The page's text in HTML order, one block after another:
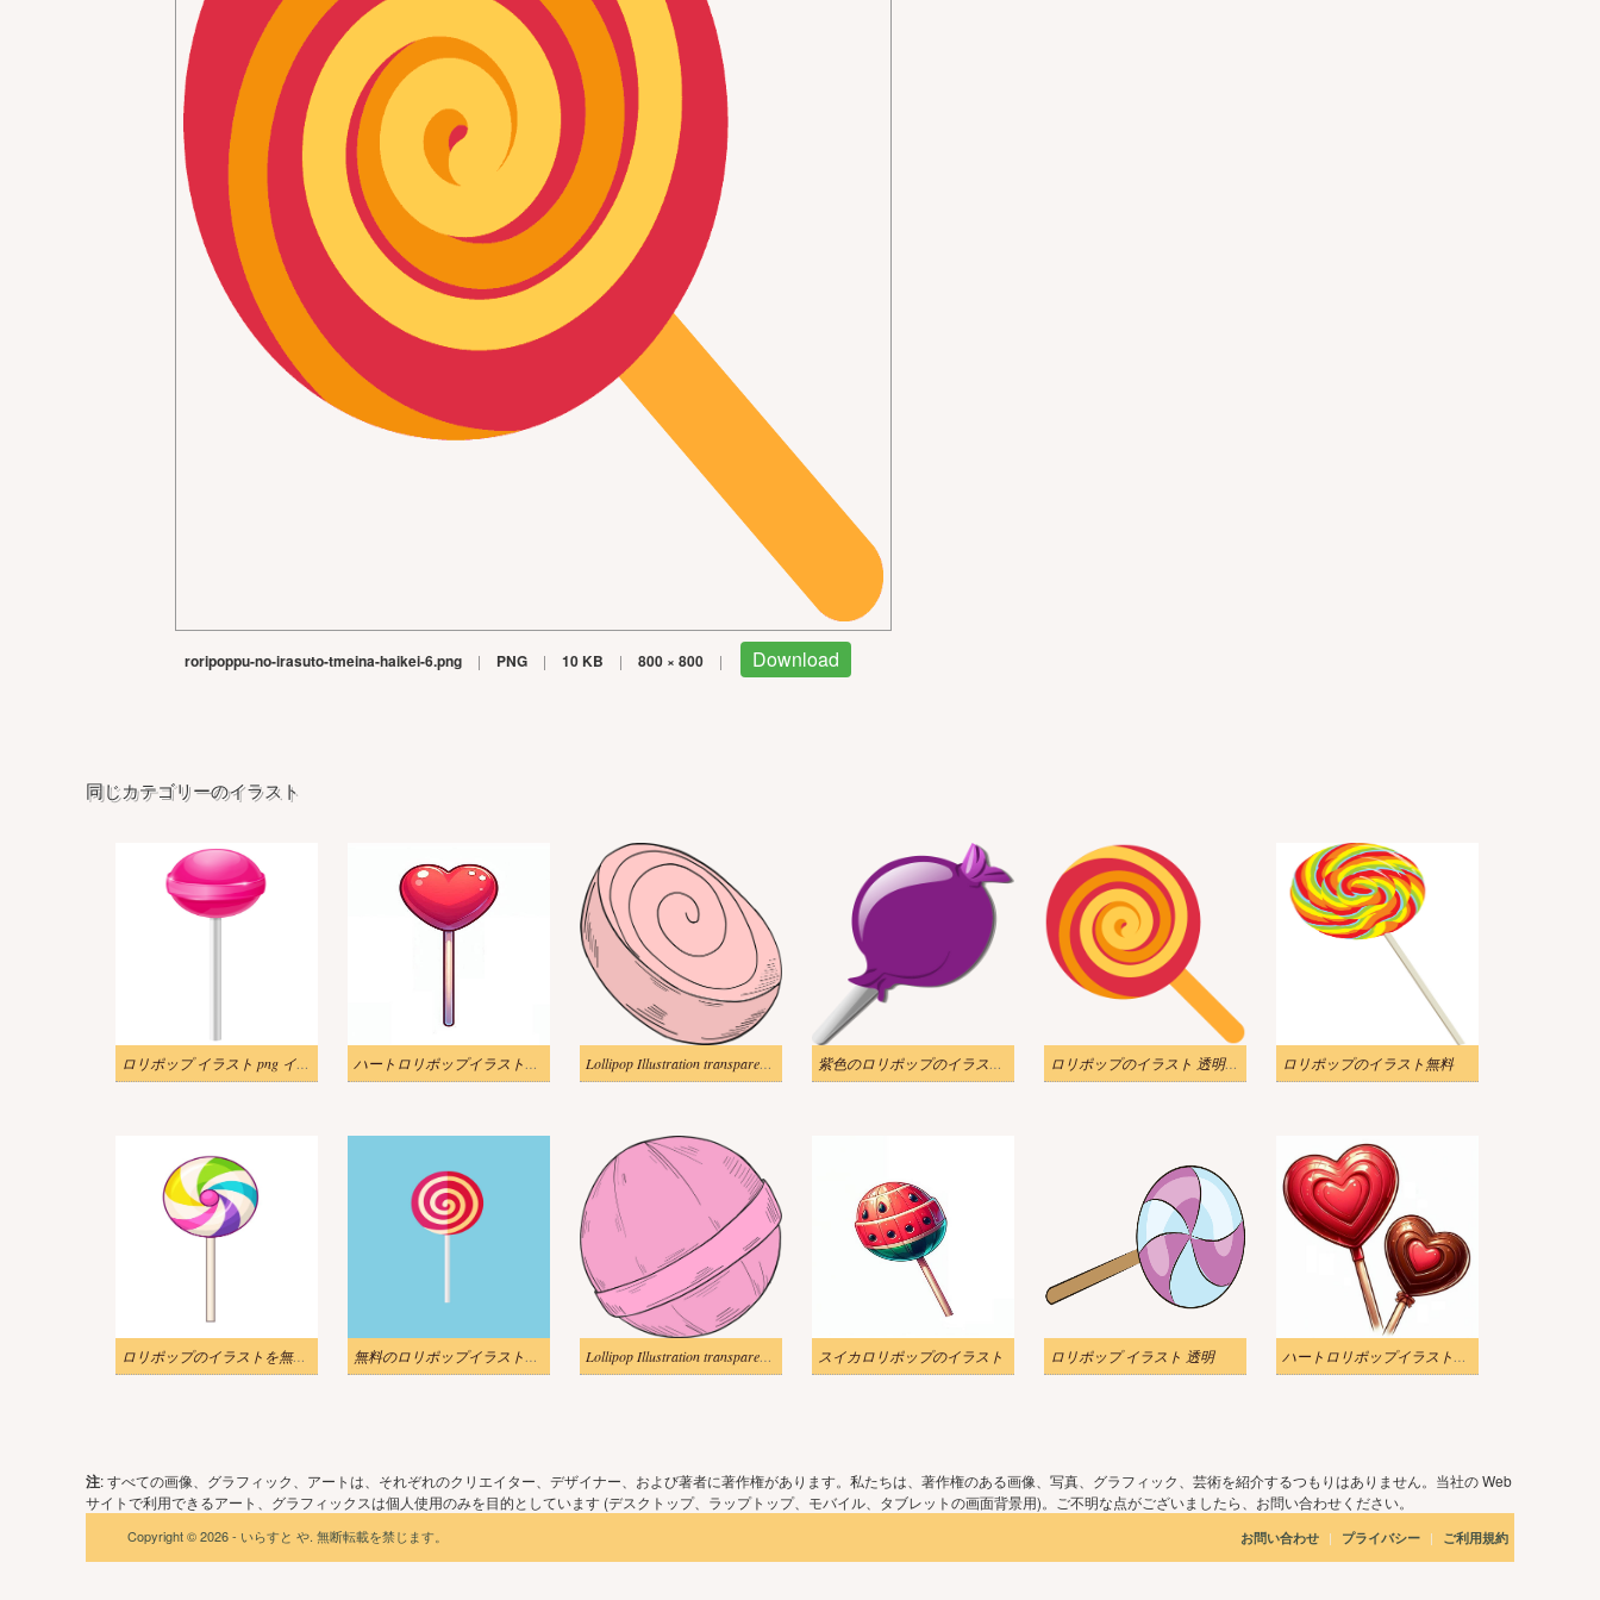
roripoppu-no-irasuto-tmeina-haikei-6.png | PNG | 10 KB | 800 × 800 | Download
同じカテゴリーのイラスト
ロリポップ イラスト png イメージ ハートロリポップイラスト無料 2 Lollipop Illustration transparent images 紫色のロリポップのイラスト 透明な背景 ロリポップのイラスト 透明な背景 6 ロリポップのイラスト無料
ロリポップのイラストを無料でダウンロード 無料のロリポップイラスト画像 2 Lollipop Illustration transparent download スイカロリポップのイラスト ロリポップ イラスト 透明 ハートロリポップイラスト無料画像
注: すべての画像、グラフィック、アートは、それぞれのクリエイター、デザイナー、および著者に著作権があります。私たちは、著作権のある画像、写真、グラフィック、芸術を紹介するつもりはありません。当社の Web
サイトで利用できるアート、グラフィックスは個人使用のみを目的としています (デスクトップ、ラップトップ、モバイル、タブレットの画面背景用)。ご不明な点がございましたら、お問い合わせください。
Copyright © 2026 - いらすと や. 無断転載を禁じます。 お問い合わせ | プライバシー | ご利用規約